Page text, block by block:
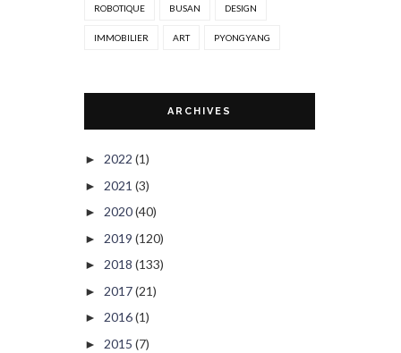
ROBOTIQUE BUSAN DESIGN
IMMOBILIER ART PYONGYANG
ARCHIVES
► 2022 (1)
► 2021 (3)
► 2020(40)
► 2019 (120)
► 2018 (133)
► 2017(21)
► 2016(1)
► 2015 (7)